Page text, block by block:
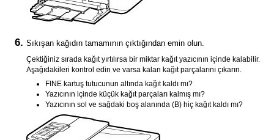
Sıkışan kağıdın tamamının çıktığından emin olun.
Çektiğiniz sırada kağıt yırtılırsa bir miktar kağıtyazıcının içinde kalabilir.
Aşağıdakileri kontrol edin ve varsa kalan kağıt parçalarını çıkarın.
FINE kartuş tutucunun altında kağıt kaldı mı?
Yazıcının içinde küçük kağıt parçaları kalmış mı?
Yazıcının sol ve sağdaki boş alanında (B) hiç kağıt kaldı mı?